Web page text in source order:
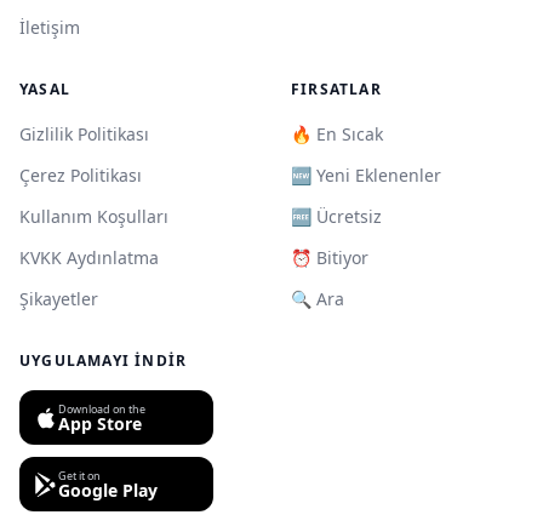
İletişim
YASAL
Gizlilik Politikası
Çerez Politikası
Kullanım Koşulları
KVKK Aydınlatma
Şikayetler
FIRSATLAR
🔥 En Sıcak
🆕 Yeni Eklenenler
🆓 Ücretsiz
⏰ Bitiyor
🔍 Ara
UYGULAMAYI İNDIR
Download on the
App Store
Get it on
Google Play